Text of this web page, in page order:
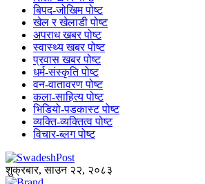
बिपद-जोखिम पोष्ट
खेल र खेलाडी पोष्ट
अपराध खबर पोष्ट
स्वास्थ्य खबर पोष्ट
प्रवास खबर पोष्ट
धर्म-संस्कृति पोष्ट
वन-वातावरण पोष्ट
कला-साहित्य पोष्ट
भिडियो-पडकास्ट पोष्ट
व्यक्ति-व्यक्तित्व पोष्ट
विचार-ब्लग पोष्ट
शुक्रबार, साउन २२, २०८३